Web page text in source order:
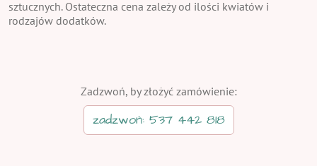
sztucznych. Ostateczna cena zależy od ilości kwiatów i
rodzajów dodatków.
Zadzwoń, by złożyć zamówienie:
zadzwoń: 537 442 818